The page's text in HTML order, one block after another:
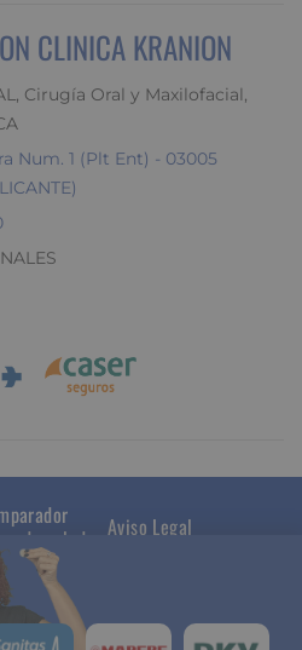
CLINICA KRANION
Cirugía Oral y Maxilofacial,
Num. 1 (Plt Ent) - 03005
de salud
Aviso Legal